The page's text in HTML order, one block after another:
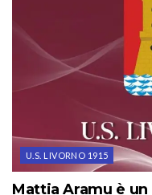
U.S. LIVORNO 1915
Mattia Aramu è